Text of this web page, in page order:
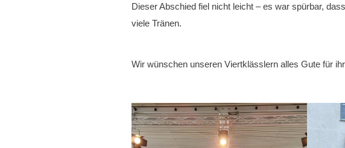
Dieser Abschied fiel nicht leicht – es war spürbar,
viele Tränen.
Wir wünschen unseren Viertklässlern alles Gute für